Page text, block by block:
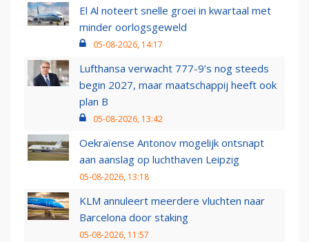
El Al noteert snelle groei in kwartaal met
minder oorlogsgeweld
05-08-2026, 14:17
Lufthansa verwacht 777-9’s nog steeds
begin 2027, maar maatschappij heeft ook
plan B
05-08-2026, 13:42
Oekraïense Antonov mogelijk ontsnapt
aan aanslag op luchthaven Leipzig
05-08-2026, 13:18
KLM annuleert meerdere vluchten naar
Barcelona door staking
05-08-2026, 11:57